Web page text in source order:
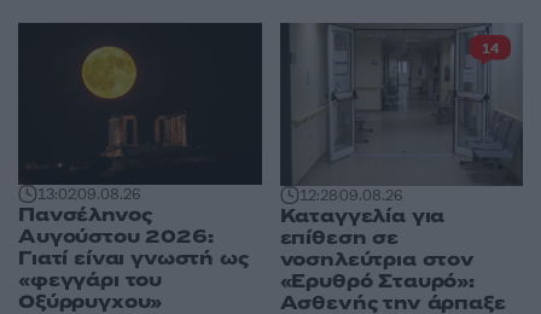
13:0209.08.26
Πανσέληνος
Αυγούστου 2026:
Γιατί είναι γνωστή ως
«φεγγάρι του
Οξύρρυγχου»
12:2809.08.26
Καταγγελία για
επίθεση σε
νοσηλεύτρια στον
«Ερυθρό Σταυρό»:
Ασθενής την άρπαξε
14